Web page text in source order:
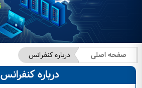
صفحه اصلی درباره کنفرانس
درباره کنفرانس